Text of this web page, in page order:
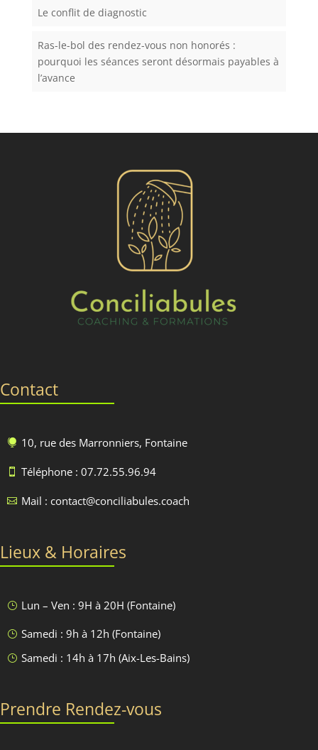
Le conflit de diagnostic
Ras-le-bol des rendez-vous non honorés :
pourquoi les séances seront désormais payables à
l’avance
Contact
 10, rue des Marronniers, Fontaine
 Téléphone : 07.72.55.96.94
 Mail : contact@conciliabules.coach
Lieux & Horaires
} Lun – Ven : 9H à 20H (Fontaine)
} Samedi : 9h à 12h (Fontaine)
} Samedi : 14h à 17h (Aix-Les-Bains)
Prendre Rendez-vous